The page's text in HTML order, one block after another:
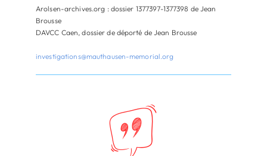
Arolsen-archives.org : dossier 1377397-1377398 de Jean
Brousse
DAVCC Caen, dossier de déporté de Jean Brousse
investigations@mauthausen-memorial.org